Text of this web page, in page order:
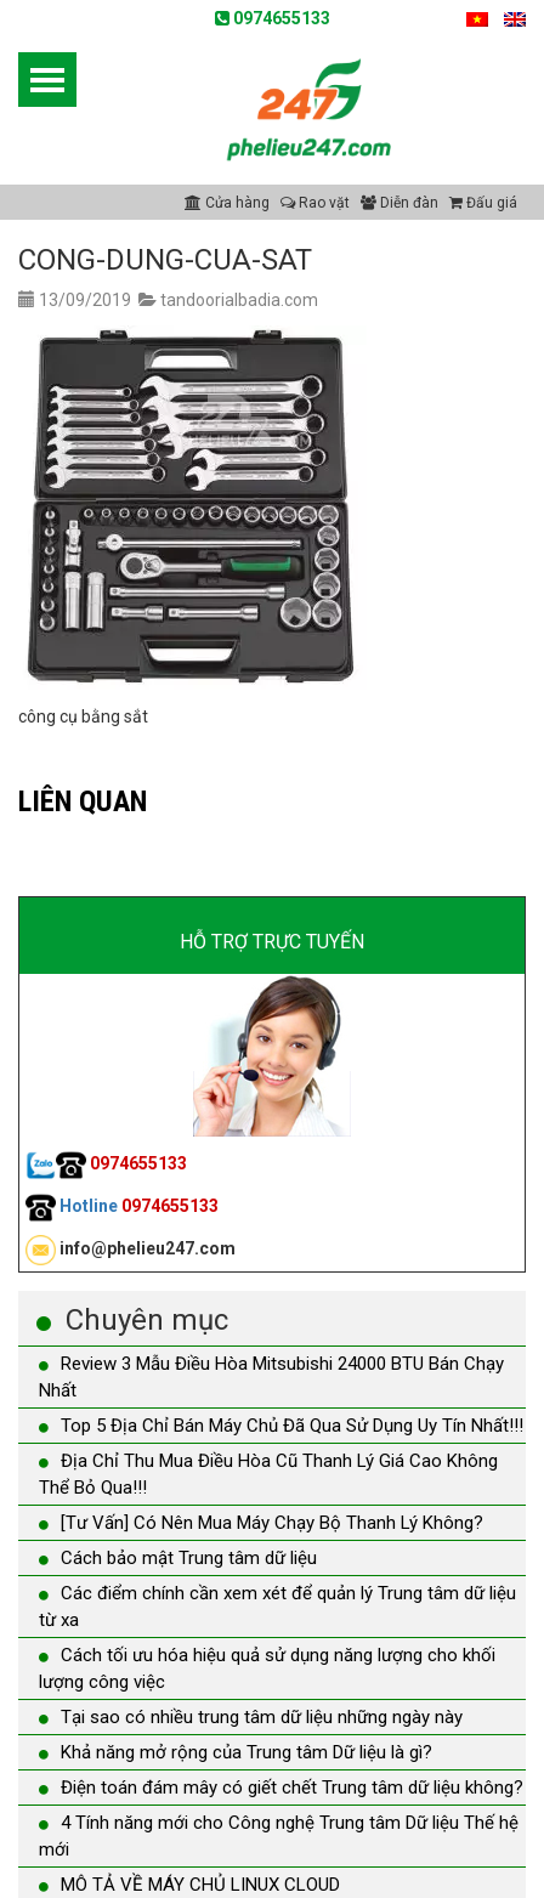
0974655133
Cửa hàng Rao vặt Diễn đàn Đấu giá
CONG-DUNG-CUA-SAT
13/09/2019 tandoorialbadia.com
công cụ bằng sắt
LIÊN QUAN
HỖ TRỢ TRỰC TUYẾN
0974655133
Hotline 0974655133
info@phelieu247.com
Chuyên mục
Review 3 Mẫu Điều Hòa Mitsubishi 24000 BTU Bán Chạy
Nhất
Top 5 Địa Chỉ Bán Máy Chủ Đã Qua Sử Dụng Uy Tín Nhất!!!
Địa Chỉ Thu Mua Điều Hòa Cũ Thanh Lý Giá Cao Không
Thể Bỏ Qua!!!
[Tư Vấn] Có Nên Mua Máy Chạy Bộ Thanh Lý Không?
Cách bảo mật Trung tâm dữ liệu
Các điểm chính cần xem xét để quản lý Trung tâm dữ liệu
từ xa
Cách tối ưu hóa hiệu quả sử dụng năng lượng cho khối
lượng công việc
Tại sao có nhiều trung tâm dữ liệu những ngày này
Khả năng mở rộng của Trung tâm Dữ liệu là gì?
Điện toán đám mây có giết chết Trung tâm dữ liệu không?
4 Tính năng mới cho Công nghệ Trung tâm Dữ liệu Thế hệ
mới
MÔ TẢ VỀ MÁY CHỦ LINUX CLOUD